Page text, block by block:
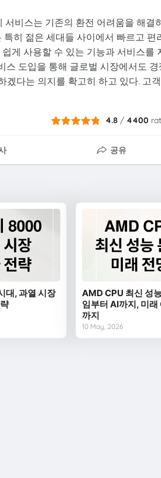
서비스는 기존의 환전 어려움을 해결
히 젊은 세대들 사이에서 빠르고 편
게 사용할 수 있는 기능과 서비스를
스 도입을 통해 글로벌 시장에서도 경
겠다는 의지를 확고히 하고 있다. 고
4.8 / 4400
공유
대, 과열 시장
AMD CPU 최신 성
임부터 AI까지, 미래
까지
10 May, 2026